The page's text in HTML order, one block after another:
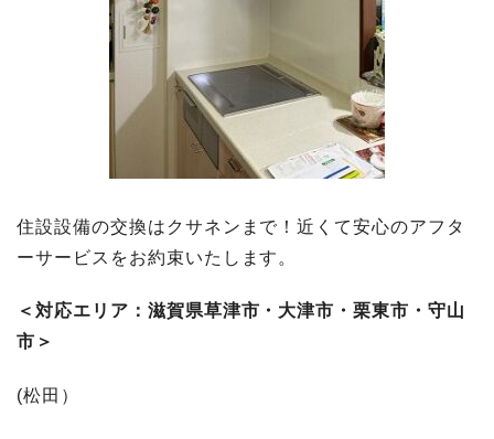
住設設備の交換はクサネンまで！近くて安心のアフタ
ーサービスをお約束いたします。
＜対応エリア：滋賀県草津市・大津市・栗東市・守山
市＞
(松田）